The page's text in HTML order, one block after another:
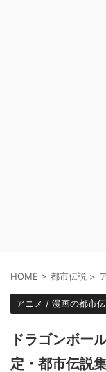
HOME > 都市伝説 >
アニメ / 漫画の都市
ドラゴンボー
定・都市伝説